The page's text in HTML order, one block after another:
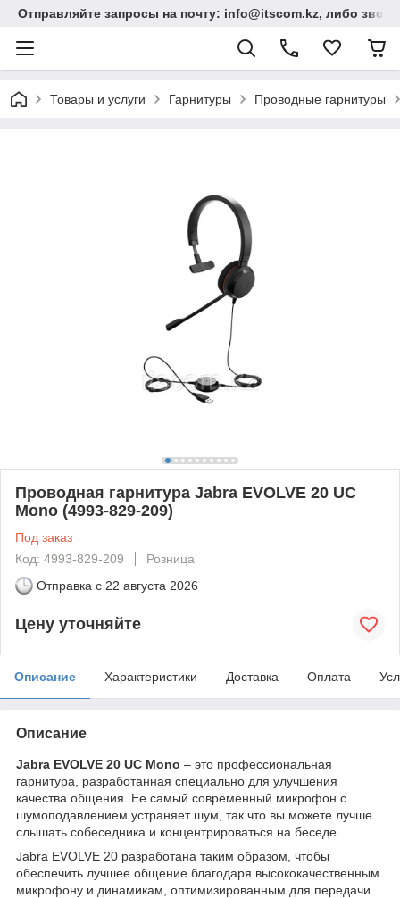
Отправляйте запросы на почту: info@itscom.kz, либо
Товары и услуги Гарнитуры Проводные гарнитуры
Проводная гарнитура Jabra EVOLVE 20 UC
Mono (4993-829-209)
Под заказ
Код: 4993-829-209
Розница
Отправка с 22 августа 2026
Цену уточняйте
Описание Характеристики Доставка Оплата
Описание
Jabra EVOLVE 20 UC Mono – это профессиональная
гарнитура, разработанная специально для улучшения
качества общения. Ее самый современный микрофон с
шумоподавлением устраняет шум, так что вы можете лучше
слышать собеседника и концентрироваться на беседе.
Jabra EVOLVE 20 разработана таким образом, чтобы
обеспечить лучшее общение благодаря высококачественным
микрофону и динамикам, оптимизированным для передачи